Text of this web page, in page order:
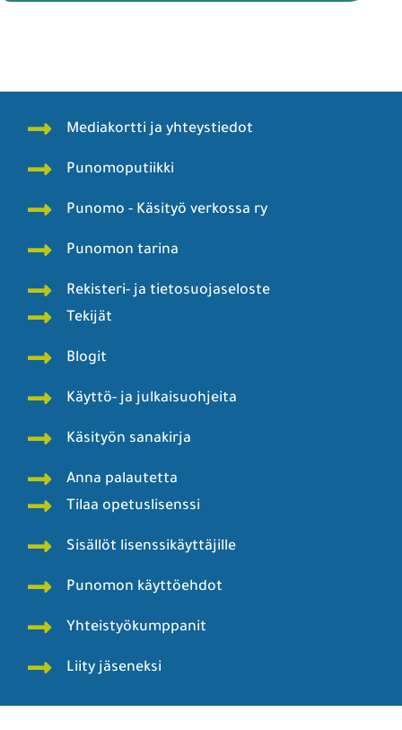
Mediakortti ja yhteystiedot
Punomoputiikki
Punomo - Käsityö verkossa ry
Punomon tarina
Rekisteri- ja tietosuojaseloste
Tekijät
Blogit
Käyttö- ja julkaisuohjeita
Käsityön sanakirja
Anna palautetta
Tilaa opetuslisenssi
Sisällöt lisenssikäyttäjille
Punomon käyttöehdot
Yhteistyökumppanit
Liity jäseneksi